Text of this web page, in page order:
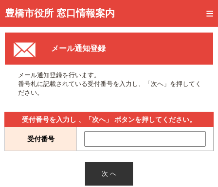
豊橋市役所 窓口情報案内
トップページ
事前予約
予約状況確認
窓口混雑状況
待ち状況確認
メール通知登録
メール通知登録
メール通知登録を行います。
番号札に記載されている受付番号を入力し、「次へ」を押してく
ださい。
受付番号を入力し 、「次へ」 ボタンを押してください。
受付番号